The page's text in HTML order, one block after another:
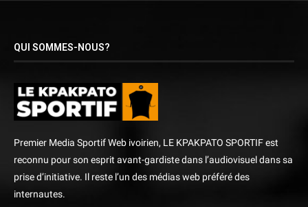
QUI SOMMES-NOUS?
Premier Media Sportif Web ivoirien, LE KPAKPATO SPORTIF est
reconnu pour son esprit avant-gardiste dans l’audiovisuel dans sa
prise d’initiative. Il reste l’un des médias web préféré des
internautes.